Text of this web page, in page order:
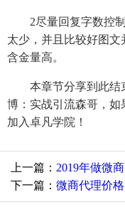
2尽量回复字数控制
太少，并且比较好图
含金量高。
本章节分享到此结
博：实战引流森哥，如
加入卓凡学院！
上一篇： 2019年做微
下一篇： 微商代理价